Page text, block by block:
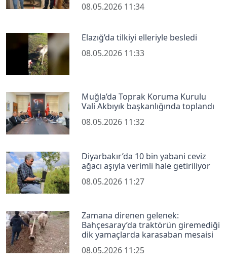
08.05.2026 11:34
Elazığ’da tilkiyi elleriyle besledi
08.05.2026 11:33
Muğla’da Toprak Koruma Kurulu
Vali Akbıyık başkanlığında toplandı
08.05.2026 11:32
Diyarbakır’da 10 bin yabani ceviz
ağacı aşıyla verimli hale getiriliyor
08.05.2026 11:27
Zamana direnen gelenek:
Bahçesaray’da traktörün giremediği
dik yamaçlarda karasaban mesaisi
08.05.2026 11:25